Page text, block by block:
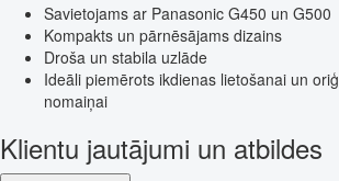
Savietojams ar Panasonic G450 un G500
Kompakts un pārnēsājams dizains
Droša un stabila uzlāde
Ideāli piemērots ikdienas lietošanai un
nomaiņai
Klientu jautājumi un atbildes